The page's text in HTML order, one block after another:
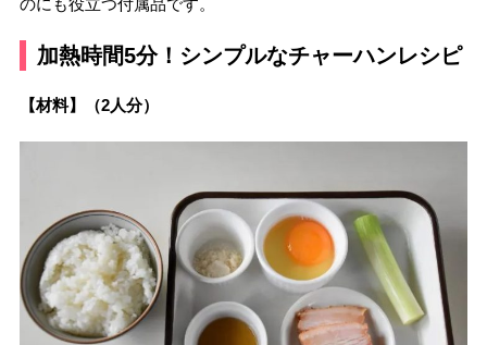
のにも役立つ付属品です。
加熱時間5分！シンプルなチャーハンレシピ
【材料】（2人分）